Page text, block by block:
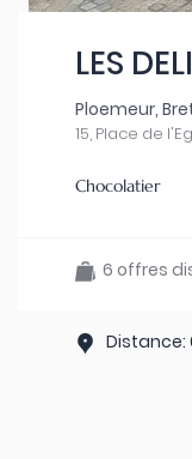
LES
Ploemeur,
15, Place de
Chocolatier
6 offres
Distance: